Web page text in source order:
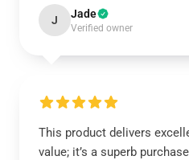
J Jade
Verified owner
This product delivers
value; it’s a superb